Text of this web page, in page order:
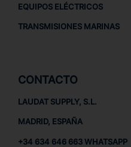
EQUIPOS ELÉCTRICOS
TRANSMISIONES MARINAS
CONTACTO
LAUDAT SUPPLY, S.L.
MADRID, ESPAÑA
+34 634 646 663 WHATSAPP